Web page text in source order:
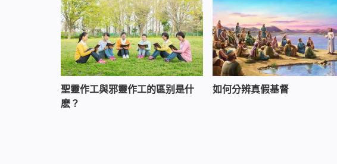
聖靈作工與邪靈作工的區别是什
麽？
如何分辨真假基督